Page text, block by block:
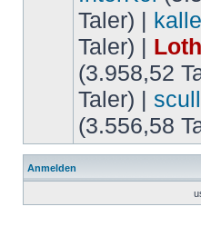
Taler) |
Taler) |
(3.958,52
Taler) |
(3.556,58
Anmelden